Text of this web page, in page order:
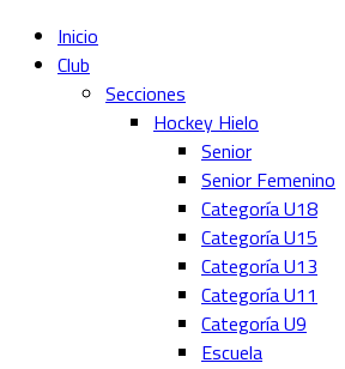
Inicio
Club
Secciones
Hockey Hielo
Senior
Senior Femenino
Categoría U18
Categoría U15
Categoría U13
Categoría U11
Categoría U9
Escuela